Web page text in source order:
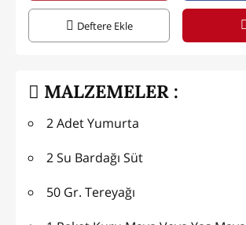
Deftere Ekle
MALZEMELER :
2 Adet Yumurta
2 Su Bardağı Süt
50 Gr. Tereyağı